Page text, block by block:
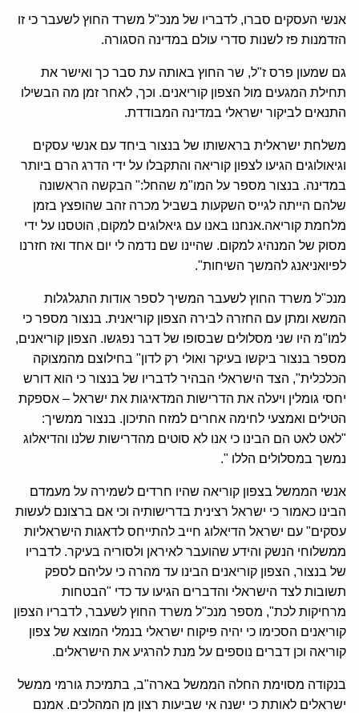
אנשי העסקים סברו, לדבריו של מנכ"ל משרד החוץ לשעבר כי זו
הזדמנות פז לשנות סדרי עולם במדינה הסגורה.
גם שמעון פרס ז"ל, שר החוץ באותה עת סבר כך ואישר את
תחילת המגעים מול הצפון קוריאנים. וכך, לאחר זמן מה הבשילו
התנאים לביקור ישראלי במדינה המבודדת.
משלחת ישראלית בראשותו של בנצור ביחד עם אנשי עסקים
וגיאולוגים הגיעו לצפון קוריאה והתקבלו על ידי הדרג הרם ביותר
במדינה. בנצור מספר על המו"מ שהחל:" הבקשה הראשונה
שלהם הייתה לגייס השקעות בשביל מכרה זהב שהופצץ בזמן
מלחמת קוריאה.אנחנו באנו עם גיאלוגים למקום, הוטסנו על ידי
מסוק של המנהיג למקום. שהיינו שם נדמה לי יום אחד ואז חזרנו
לפיואניאנג להמשך השיחות".
מנכ"ל משרד החוץ לשעבר המשיך לספר אודות התגלגלות
המשא ומתן עם החזרה לבירה הצפון קוריאנית. בנצור מספר כי
למו"מ היו שני מסלולים שבסופו של דבר נפגשו. הצפון קוריאנים,
מספר בנצור ביקשו בעיקר ואולי רק לדון" בחילוצם מהמצוקה
הכלכלית", הצד הישראלי הבהיר לדבריו של בנצור כי הוא דורש
יחסי גומלין ויעלה את הדרישות המדאיגות את ישראל – אספקת
הטילים ואמצעי לחימה אחרים למזח התיכון. בנצור ממשיך:
"לאט לאט הם הבינו כי אנו לא סוטים מהדרישות שלנו והדיאלוג
נמשך במסלולים הללו ".
אנשי הממשל בצפון קוריאה שהיו חרדים לשמירה על מעמדם
הבינו כאמור כי ישראל רצינית בדרישותיה וכי אם ברצונם לעשות
עסקים" עם ישראל הדיאלוג חייב להתייחס לדאגות הישראליות
ממשלוחי הנשק והידע שהועבר לאיראן ולסוריה בעיקר. לדבריו
של בנצור, הצפון קוריאנים הבינו עד מהרה כי עליהם לספק
תשובות לצד הישראלי והדברים הגיעו עד כדי "הבטחות
מרחיקות לכת", מספר מנכ"ל משרד החוץ לשעבר, לדבריו הצפון
קוריאנים הסכימו כי יהיה פיקוח ישראלי בנמלי המוצא של צפון
קוריאה וכן דברים נוספים על מנת להרגיע את הישראלים.
בנקודה מסוימת החלה הממשל בארה"ב, בתמיכת גורמי ממשל
ישראלים לאותת כי ישנה אי שביעות רצון מן המהלכים. אמנם